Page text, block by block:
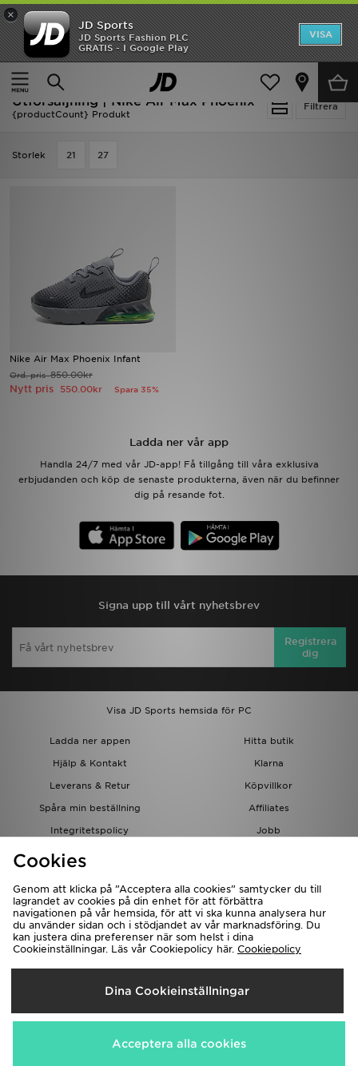
×
JD Sports
JD Sports Fashion PLC
GRATIS - I Google Play
VISA
Ny termin, ny stil Essentials för skolstarten
Hem
Utförsäljning | Nike Air Max Phoenix
Filtrera
Utförsäljning | Nike Air Max Phoenix
{productCount} Produkt
Storlek 21 27
Nike Air Max Phoenix Infant
Ord. pris850.00kr
Nytt pris 550.00kr Spara 35%
Ladda ner vår app
Handla 24/7 med vår JD-app! Få tillgång till våra exklusiva
erbjudanden och köp de senaste produkterna, även när du befinner
dig på resande fot.
Signa upp till vårt nyhetsbrev
Registrera
dig
Visa JD Sports hemsida för PC
Ladda ner appen
Hitta butik
Hjälp & Kontakt
Klarna
Leverans & Retur
Köpvillkor
Spåra min beställning
Affiliates
Integritetspolicy
Jobb
JD-bloggen
Levererar Till
Sverige
Vi accepterar följande betalningssätt
Hem
Rea
Nyheter
Bästsäljare
Sport
Fotboll
Ladda ner appen
Mina meddelanden
Cookies
Genom att klicka på ”Acceptera alla cookies” samtycker du till
lagrandet av cookies på din enhet för att förbättra
navigationen på vår hemsida, för att vi ska kunna analysera hur
du använder sidan och i stödjandet av vår marknadsföring. Du
kan justera dina preferenser när som helst i dina
Cookieinställningar. Läs vår Cookiepolicy här. Cookiepolicy
Dina Cookieinställningar
Acceptera alla cookies